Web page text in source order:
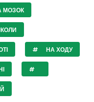
МОЗОК
НА ХОДУ